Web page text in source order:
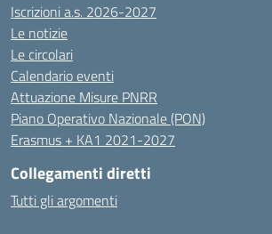
Iscrizioni a.s. 2026-2027
Le notizie
Le circolari
Calendario eventi
Attuazione Misure PNRR
Piano Operativo Nazionale (PON)
Erasmus + KA1 2021-2027
Collegamenti diretti
Tutti gli argomenti